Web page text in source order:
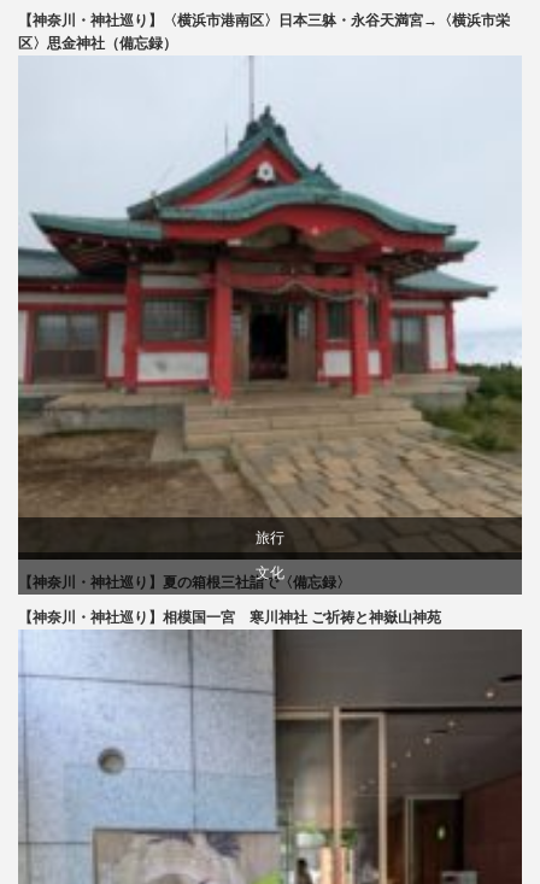
【神奈川・神社巡り】〈横浜市港南区〉日本三躰・永谷天満宮→〈横浜市栄
区〉思金神社（備忘録）
旅行
【神奈川・神社巡り】夏の箱根三社詣で〈備忘録〉
文化
旅行
【神奈川・神社巡り】相模国一宮 寒川神社 ご祈祷と神嶽山神苑